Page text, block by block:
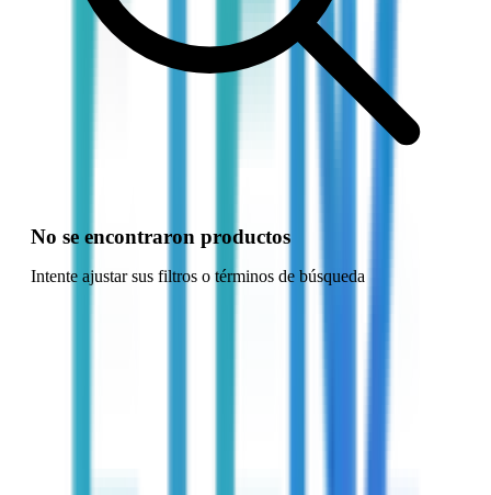
No se encontraron productos
Intente ajustar sus filtros o términos de búsqueda